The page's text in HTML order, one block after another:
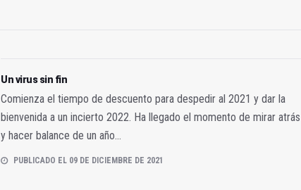
Un virus sin fin
Comienza el tiempo de descuento para despedir al 2021 y dar la
bienvenida a un incierto 2022. Ha llegado el momento de mirar atrás
y hacer balance de un año...
PUBLICADO EL 09 DE DICIEMBRE DE 2021